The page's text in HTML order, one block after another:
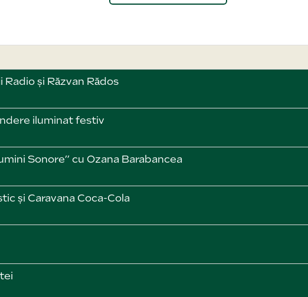
Radio și Răzvan Rădos
iluminat festiv
Sonore” cu Ozana Barabancea
și Caravana Coca-Cola